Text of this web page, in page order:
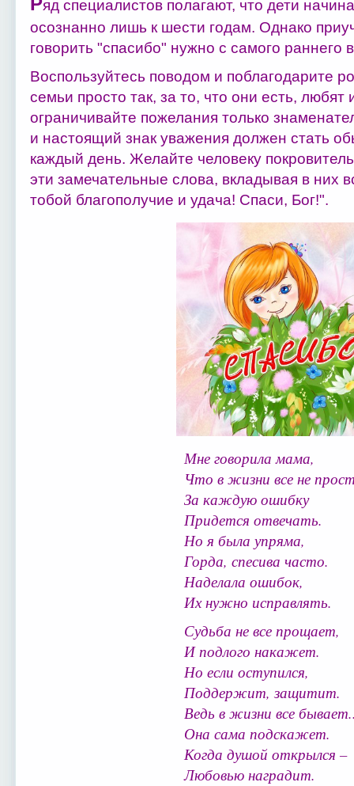
яд специалистов полагают, что дети
осознанно лишь к шести годам. Однако
говорить "спасибо" нужно с самого раннего
Воспользуйтесь поводом и поблагодарите
семьи просто так, за то, что они есть, любят
ограничивайте пожелания только
и настоящий знак уважения должен стать
каждый день. Желайте человеку
эти замечательные слова, вкладывая в них
тобой благополучие и удача! Спаси, Бог!".
Мне говорила мама,
Что в жизни все не
За каждую ошибку
Придется отвечать.
Но я была упряма,
Горда, спесива часто.
Наделала ошибок,
Их нужно исправлять.
Судьба не все прощает,
И подлого накажет.
Но если оступился,
Поддержит, защитит.
Ведь в жизни все
Она сама подскажет.
Когда душой открылся –
Любовью наградит.